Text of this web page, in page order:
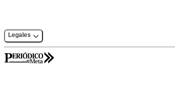
Legales